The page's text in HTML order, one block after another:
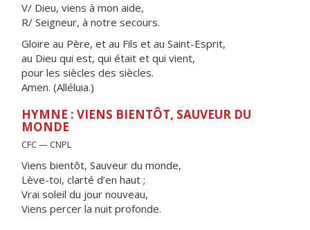
V/ Dieu, viens à mon aide,
R/ Seigneur, à notre secours.
Gloire au Père, et au Fils et au Saint-Esprit,
au Dieu qui est, qui était et qui vient,
pour les siècles des siècles.
Amen. (Alléluia.)
HYMNE : VIENS BIENTÔT, SAUVEUR DU
MONDE
CFC — CNPL
Viens bientôt, Sauveur du monde,
Lève-toi, clarté d’en haut ;
Vrai soleil du jour nouveau,
Viens percer la nuit profonde.